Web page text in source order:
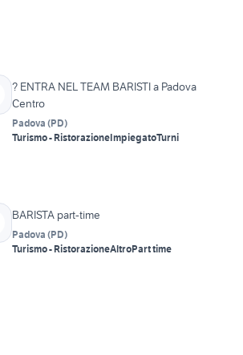
? ENTRA NEL TEAM BARISTI a Padova
Centro
Padova (PD)
Turismo - RistorazioneImpiegatoTurni
BARISTA part-time
Padova (PD)
Turismo - RistorazioneAltroPart time